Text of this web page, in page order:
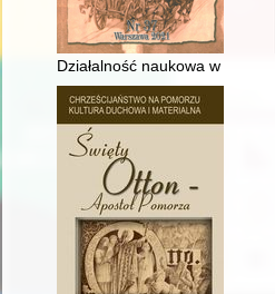
Działalność naukowa w 2021 r